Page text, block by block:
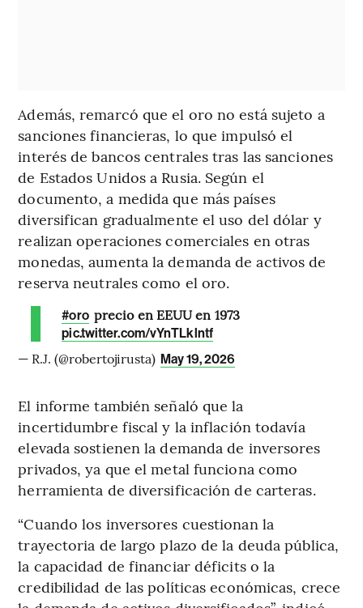
Además, remarcó que el oro no está sujeto a
sanciones financieras, lo que impulsó el
interés de bancos centrales tras las sanciones
de Estados Unidos a Rusia. Según el
documento, a medida que más países
diversifican gradualmente el uso del dólar y
realizan operaciones comerciales en otras
monedas, aumenta la demanda de activos de
reserva neutrales como el oro.
#oro precio en EEUU en 1973
pic.twitter.com/vYnTLklntf
— R.J. (@robertojirusta) May 19, 2026
El informe también señaló que la
incertidumbre fiscal y la inflación todavía
elevada sostienen la demanda de inversores
privados, ya que el metal funciona como
herramienta de diversificación de carteras.
“Cuando los inversores cuestionan la
trayectoria de largo plazo de la deuda pública,
la capacidad de financiar déficits o la
credibilidad de las políticas económicas, crece